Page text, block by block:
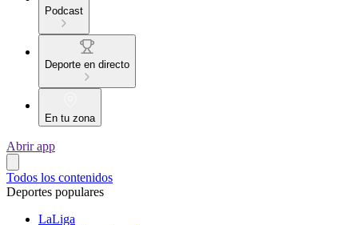
Podcast
Deporte en directo
En tu zona
Abrir app
Todos los contenidos
Deportes populares
LaLiga